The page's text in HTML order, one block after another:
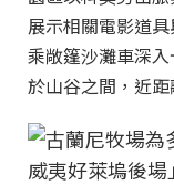
展示相關電影道
乘敞篷沙灘車深入
於山谷之間，近